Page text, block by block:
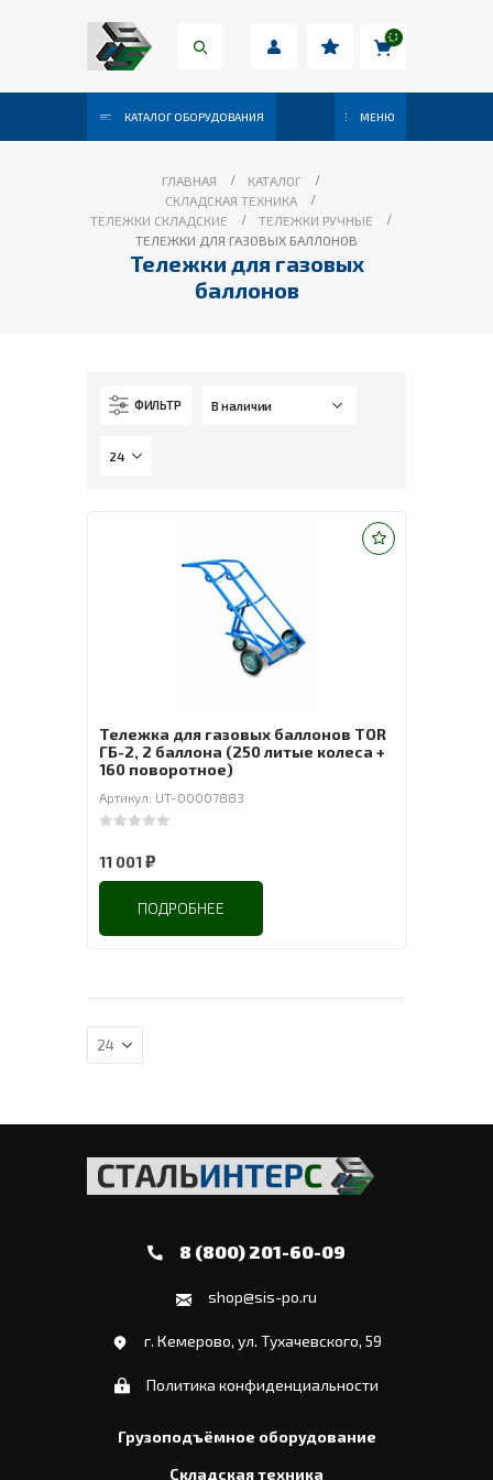
КАТАЛОГ ОБОРУДОВАНИЯ МЕНЮ
ГЛАВНАЯ
КАТАЛОГ
СКЛАДСКАЯ ТЕХНИКА
ТЕЛЕЖКИ СКЛАДСКИЕ
ТЕЛЕЖКИ РУЧНЫЕ
ТЕЛЕЖКИ ДЛЯ ГАЗОВЫХ БАЛЛОНОВ
Тележки для газовых
баллонов
ФИЛЬТР
Тележка для газовых баллонов TOR
ГБ-2, 2 баллона (250 литые колеса +
160 поворотное)
Артикул: UT-00007883
11 001₽
ПОДРОБНЕЕ
8 (800) 201-60-09
shop@sis-po.ru
г. Кемерово, ул. Тухачевского, 59
Политика конфиденциальности
Грузоподъёмное оборудование
Складская техника